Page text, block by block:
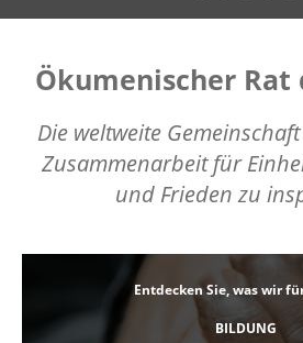
Ökumenischer Rat
Die weltweite
Zusammenarbeit für
und Frieden zu
Entdecken Sie, was wir
BILDUNG